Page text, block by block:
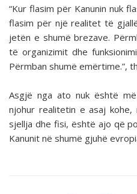
“Kur flasim për Kanunin nuk
flasim për një realitet të
jetën e shumë brezave.
të organizimit dhe
Përmban shumë emërtime.”,
Asgjë nga ato nuk është
njohur realitetin e asaj
sjellja dhe fisi, është ajo që
Kanunit në shumë gjuhë